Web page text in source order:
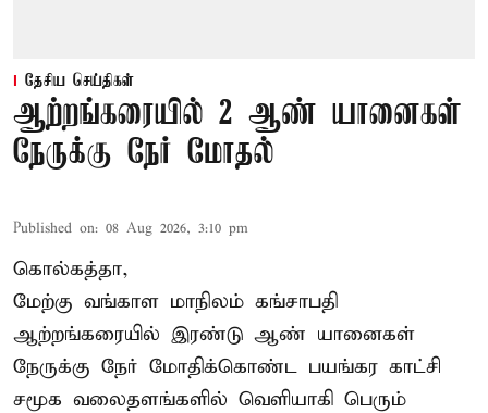
தேசிய செய்திகள்
ஆற்றங்கரையில் 2 ஆண் யானைகள்
நேருக்கு நேர் மோதல்
Published on: 08 Aug 2026, 3:10 pm
கொல்கத்தா,
மேற்கு வங்காள மாநிலம் கங்சாபதி
ஆற்றங்கரையில் இரண்டு ஆண் யானைகள்
நேருக்கு நேர் மோதிக்கொண்ட பயங்கர காட்சி
சமூக வலைதளங்களில் வெளியாகி பெரும்